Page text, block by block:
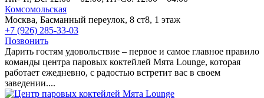
Комсомольская
Москва, Басманный переулок, 8 ст8, 1 этаж
+7 (926) 285-33-03
Позвонить
Дарить гостям удовольствие – первое и самое главное правило
команды центра паровых коктейлей Мята Lounge, которая
работает ежедневно, с радостью встретит вас в своем
заведении....